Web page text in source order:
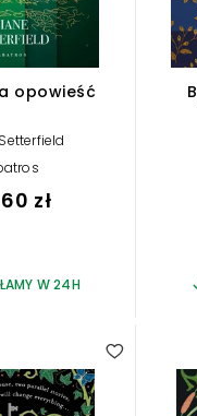
opowieść
zł
W 24H